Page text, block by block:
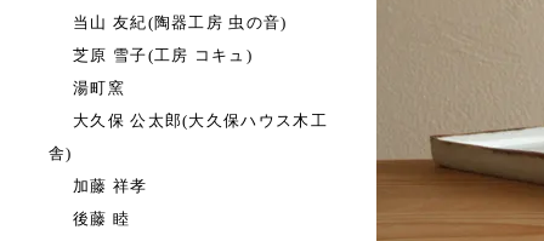
当山 友紀(陶器工房 虫の音)
芝原 雪子(工房 コキュ)
湯町窯
大久保 公太郎(大久保ハウス木工
舎)
加藤 祥孝
後藤 睦